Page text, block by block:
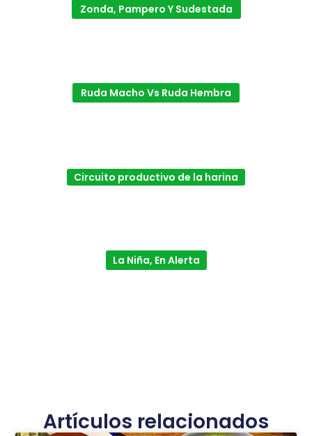
Zonda, Pampero Y Sudestada
Ruda Macho Vs Ruda Hembra
Circuito productivo de la harina
La Niña, En Alerta
Artículos relacionados